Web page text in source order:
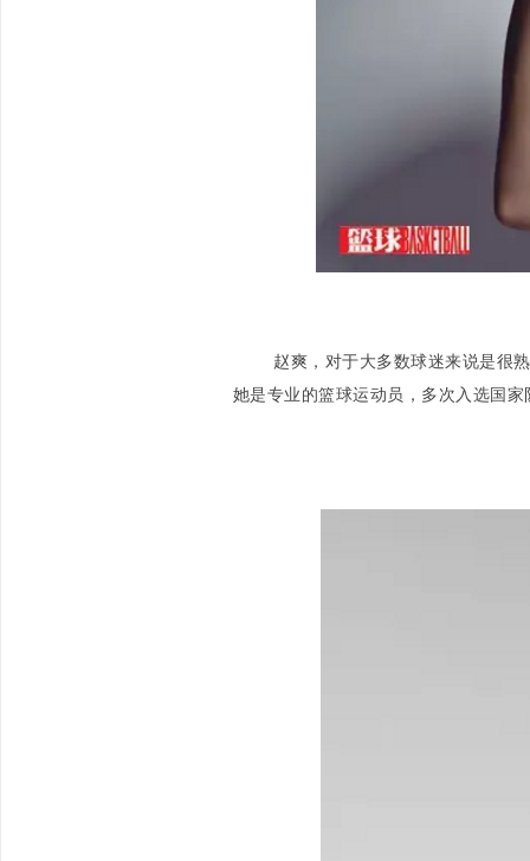
赵爽，对于大多数球迷来说是很
她是专业的篮球运动员，多次入选国